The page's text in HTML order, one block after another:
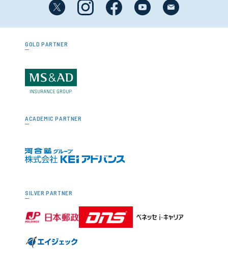
GOLD PARTNER
ACADEMIC PARTNER
SILVER PARTNER